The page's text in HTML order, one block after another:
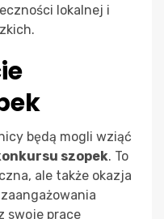
lokalnej i
będą mogli wziąć
szopek. To
ale także okazja
swoje prace